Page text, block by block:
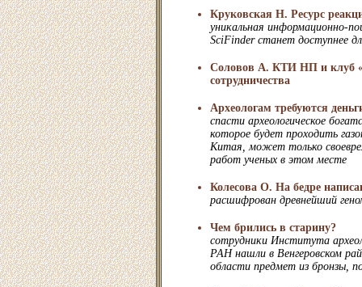
Круковская Н. Ресурс
уникальная информационно-
SciFinder станет доступнее
Соловов А. КТИ НП и клуб
сотрудничества
Археологам требуются
спасти археологическое
которое будет проходить
Китая, может только
работ ученых в этом месте
Колесова О. На бедре
расшифрован древнейший
Чем брились в старину?
сотрудники Института
РАН нашли в Венгеровском
области предмет из бронзы,